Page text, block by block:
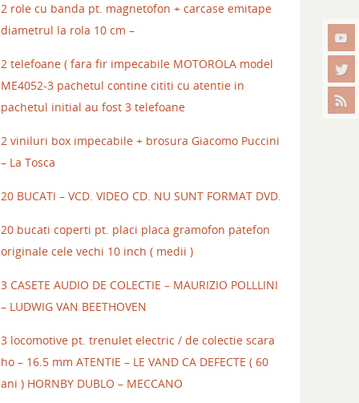
2 role cu banda pt. magnetofon + carcase emitape
diametrul la rola 10 cm –
2 telefoane ( fara fir impecabile MOTOROLA model
ME4052-3 pachetul contine cititi cu atentie in
pachetul initial au fost 3 telefoane
2 viniluri box impecabile + brosura Giacomo Puccini
– La Tosca
20 BUCATI – VCD. VIDEO CD. NU SUNT FORMAT DVD.
20 bucati coperti pt. placi placa gramofon patefon
originale cele vechi 10 inch ( medii )
3 CASETE AUDIO DE COLECTIE – MAURIZIO POLLLINI
– LUDWIG VAN BEETHOVEN
3 locomotive pt. trenulet electric / de colectie scara
ho – 16.5 mm ATENTIE – LE VAND CA DEFECTE ( 60
ani ) HORNBY DUBLO – MECCANO